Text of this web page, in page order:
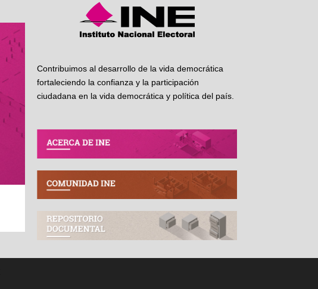
Contribuimos al desarrollo de la vida democrática
fortaleciendo la confianza y la participación
ciudadana en la vida democrática y política del país.